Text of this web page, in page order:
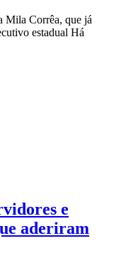
Mila Corrêa, que já
estadual Há
e
aderiram